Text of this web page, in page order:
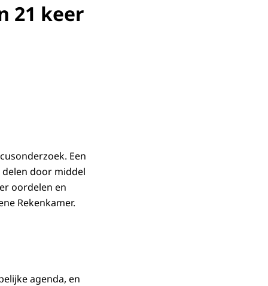
21 keer
Een
door middel
oordelen en
Rekenkamer.
agenda, en